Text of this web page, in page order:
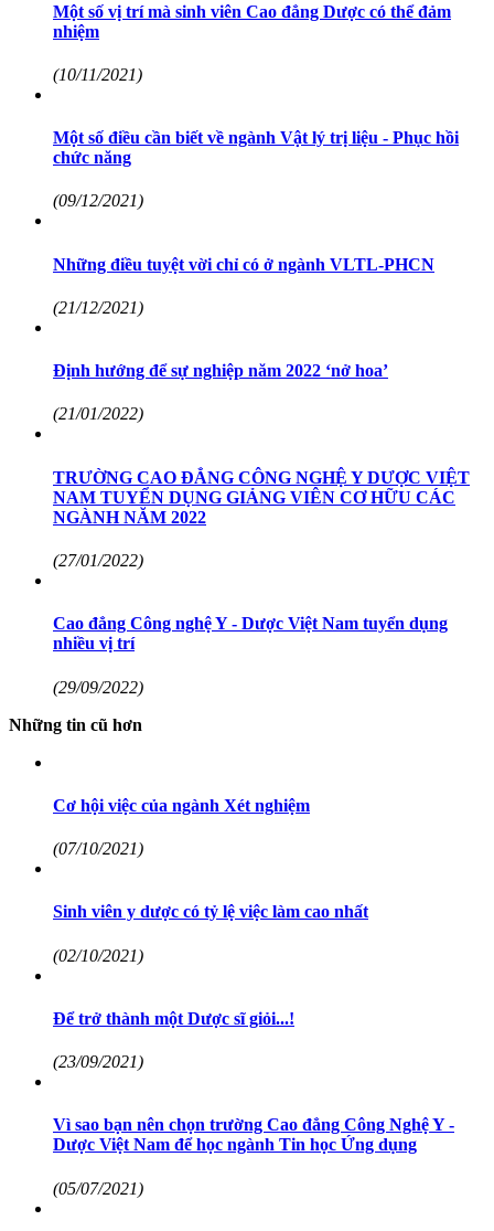
Một số vị trí mà sinh viên Cao đẳng Dược có thể đảm
nhiệm
(10/11/2021)
Một số điều cần biết về ngành Vật lý trị liệu - Phục hồi
chức năng
(09/12/2021)
Những điều tuyệt vời chỉ có ở ngành VLTL-PHCN
(21/12/2021)
Định hướng để sự nghiệp năm 2022 ‘nở hoa’
(21/01/2022)
TRƯỜNG CAO ĐẲNG CÔNG NGHỆ Y DƯỢC VIỆT
NAM TUYỂN DỤNG GIẢNG VIÊN CƠ HỮU CÁC
NGÀNH NĂM 2022
(27/01/2022)
Cao đẳng Công nghệ Y - Dược Việt Nam tuyển dụng
nhiều vị trí
(29/09/2022)
Những tin cũ hơn
Cơ hội việc của ngành Xét nghiệm
(07/10/2021)
Sinh viên y dược có tỷ lệ việc làm cao nhất
(02/10/2021)
Để trở thành một Dược sĩ giỏi...!
(23/09/2021)
Vì sao bạn nên chọn trường Cao đẳng Công Nghệ Y -
Dược Việt Nam để học ngành Tin học Ứng dụng
(05/07/2021)